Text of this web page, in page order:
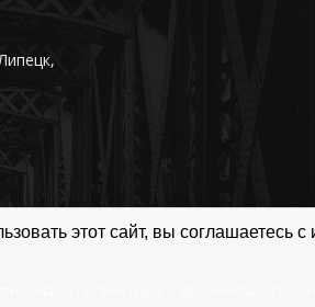
этот сайт, вы соглашаетесь